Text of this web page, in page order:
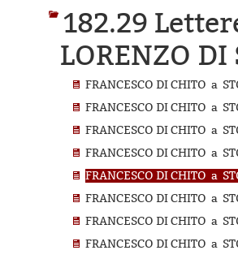
182.29
LORENZO DI
FRANCESCO DI CHITO a
FRANCESCO DI CHITO a
FRANCESCO DI CHITO a
FRANCESCO DI CHITO a
FRANCESCO DI CHITO a
FRANCESCO DI CHITO a
FRANCESCO DI CHITO a
FRANCESCO DI CHITO a